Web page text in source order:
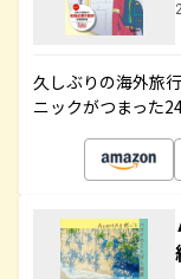
久しぶりの海外旅
ニックがつまった